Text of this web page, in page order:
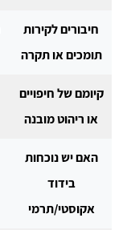
חיבורים לקירות
תומכים או תקרה
קיומם של חיפויים
או ריהוט מובנה
האם יש נוכחות
בידוד
אקוסטי/תרמי